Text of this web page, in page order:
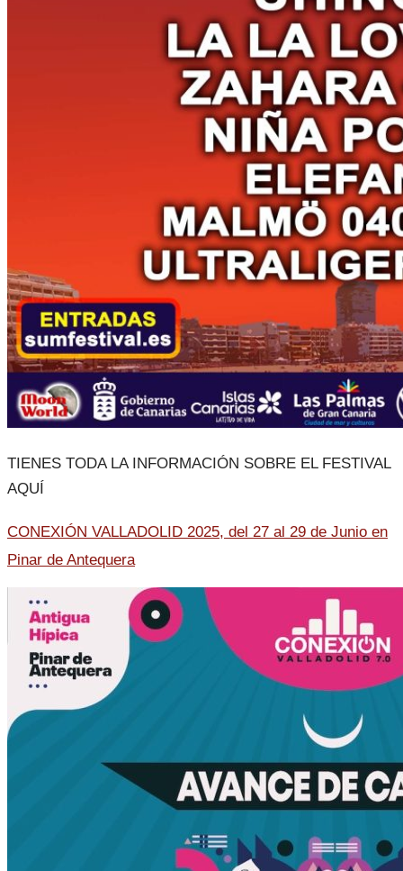
TIENES TODA LA INFORMACIÓN SOBRE EL FESTIVAL
AQUÍ
CONEXIÓN VALLADOLID 2025, del 27 al 29 de Junio en
Pinar de Antequera